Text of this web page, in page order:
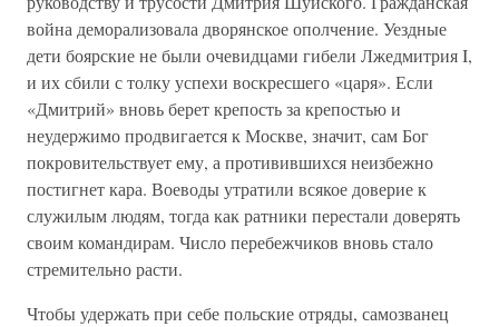
война деморализовала дворянское ополчение. Уездные
дети боярские не были очевидцами гибели Лжедмитрия I,
и их сбили с толку успехи воскресшего «царя». Если
«Дмитрий» вновь берет крепость за крепостью и
неудержимо продвигается к Москве, значит, сам Бог
покровительствует ему, а противившихся неизбежно
постигнет кара. Воеводы утратили всякое доверие к
служилым людям, тогда как ратники перестали доверять
своим командирам. Число перебежчиков вновь стало
стремительно расти.
Чтобы удержать при себе польские отряды, самозванец